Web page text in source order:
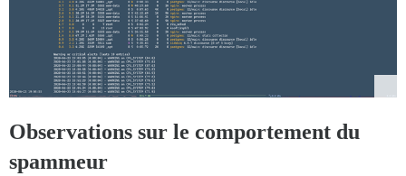
Observations sur le comportement du
spammeur